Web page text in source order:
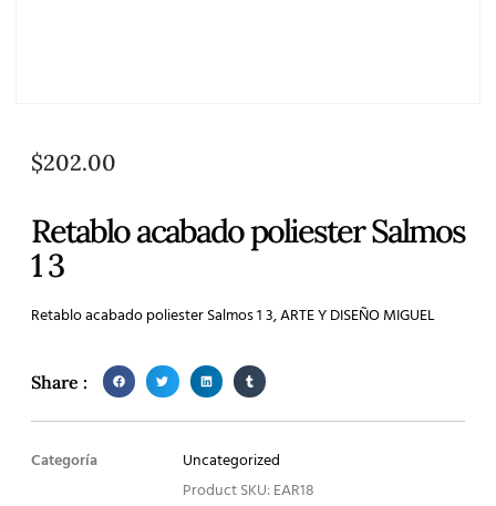
$202.00
Retablo acabado poliester Salmos
1 3
Retablo acabado poliester Salmos 1 3, ARTE Y DISEÑO MIGUEL
Share :
Categoría
Uncategorized
Product SKU: EAR18